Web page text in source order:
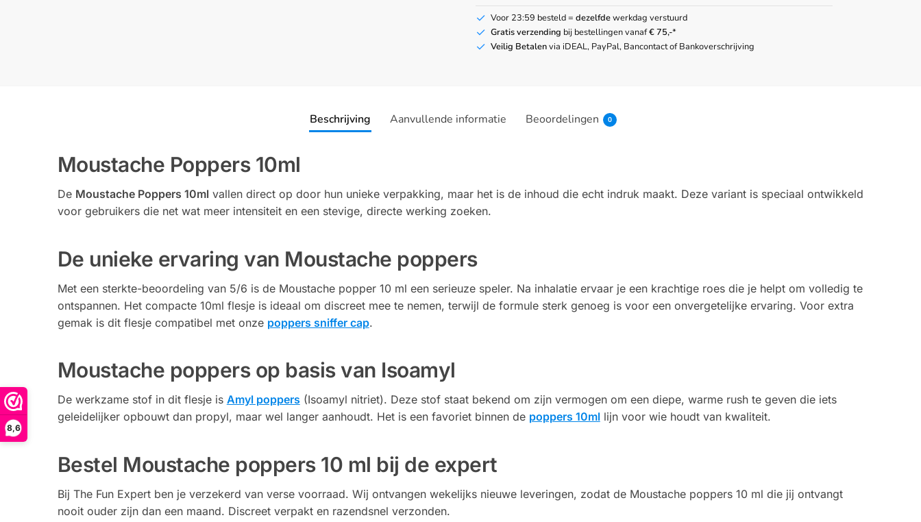
8,6
Voor 23:59 besteld = dezelfdewerkdag verstuurd
Gratis verzending bij bestellingen vanaf€ 75,-*
Veilig Betalenvia iDEAL, PayPal, Bancontact of Bankoverschrijving
Beschrijving Aanvullende informatie Beoordelingen 0
Moustache Poppers 10ml
De Moustache Poppers 10ml vallen direct op door hun unieke verpakking, maar het is de inhoud die echt indruk maakt. Deze variant is speciaal ontwikkeld
voor gebruikers die net wat meer intensiteit en een stevige, directe werking zoeken.
De unieke ervaring van Moustache poppers
Met een sterkte-beoordeling van 5/6 is de Moustache popper 10 ml een serieuze speler. Na inhalatie ervaar je een krachtige roes die je helpt om volledig te
ontspannen. Het compacte 10ml flesje is ideaal om discreet mee te nemen, terwijl de formule sterk genoeg is voor een onvergetelijke ervaring. Voor extra
gemak is dit flesje compatibel met onze poppers sniffer cap.
Moustache poppers op basis van Isoamyl
De werkzame stof in dit flesje is Amyl poppers(Isoamyl nitriet). Deze stof staat bekend om zijn vermogen om een diepe, warme rush te geven die iets
geleidelijker opbouwt dan propyl, maar wel langer aanhoudt. Het is een favoriet binnen de poppers 10mllijn voor wie houdt van kwaliteit.
Bestel Moustache poppers 10 ml bij de expert
Bij The Fun Expert ben je verzekerd van verse voorraad. Wij ontvangen wekelijks nieuwe leveringen, zodat de Moustache poppers 10 ml die jij ontvangt
nooit ouder zijn dan een maand. Discreet verpakt en razendsnel verzonden.